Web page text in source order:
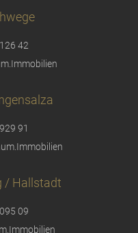
42
91
/ Hallstadt
09